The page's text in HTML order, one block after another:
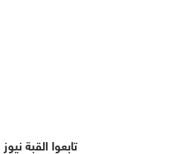
تابعوا القبة